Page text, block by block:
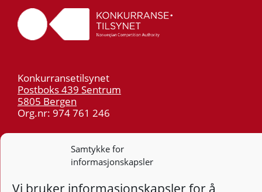
Samtykke for
informasjonskapsler
Vi bruker informasjonskapsler for å
Konkurransetilsynet
Postboks 439 Sentrum
5805 Bergen
Org.nr: 974 761 246
55 59 75 00
post@kt.no